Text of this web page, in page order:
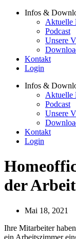
Infos &
Aktuelle
Podcast
Unsere
Kontakt
Login
Infos &
Aktuelle
Podcast
Unsere
Kontakt
Login
der
Mai 18, 2021
Ihre Mitarbeiter
ein Arbeitszimmer